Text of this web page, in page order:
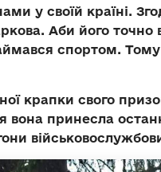
у своїй країні.
Аби його точно
спортом.
крапки свого
вона принесла